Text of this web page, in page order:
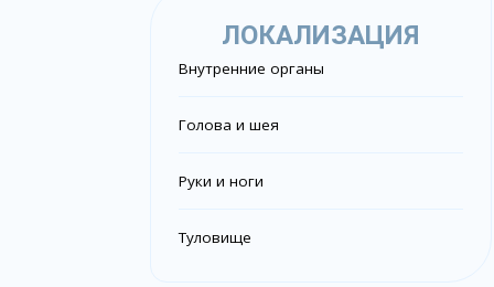
ЛОКАЛИЗАЦИЯ
Внутренние органы
Голова и шея
Руки и ноги
Туловище